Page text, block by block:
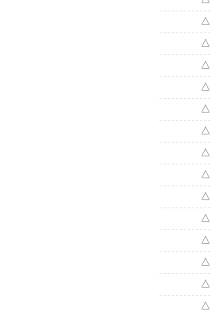
△
△
△
△
△
△
△
△
△
△
△
△
△
△